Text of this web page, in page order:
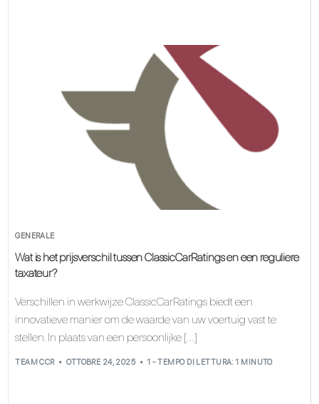
GENERALE
Wat is het prijsverschil tussen ClassicCarRatings en een reguliere
taxateur?
Verschillen in werkwijze ClassicCarRatings biedt een
innovatieve manier om de waarde van uw voertuig vast te
stellen. In plaats van een persoonlijke […]
TEAM CCR OTTOBRE 24, 2025 1 - TEMPO DI LETTURA: 1 MINUTO